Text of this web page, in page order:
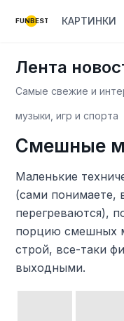
FUNBEST КАРТИНКИ
Лента
Самые свежие и
музыки, игр и спорта
Смешные
Маленькие
(сами понимаете,
перегреваются),
порцию смешных
строй, все-таки
выходными.